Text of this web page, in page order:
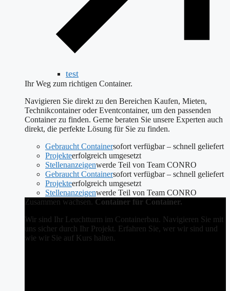
test
Ihr Weg zum richtigen Container.
Navigieren Sie direkt zu den Bereichen Kaufen, Mieten,
Technikcontainer oder Eventcontainer, um den passenden
Container zu finden. Gerne beraten Sie unsere Experten auch
direkt, die perfekte Lösung für Sie zu finden.
Gebraucht Containersofort verfügbar – schnell geliefert
Projekteerfolgreich umgesetzt
Stellenanzeigenwerde Teil von Team CONRO
Gebraucht Containersofort verfügbar – schnell geliefert
Projekteerfolgreich umgesetzt
Stellenanzeigenwerde Teil von Team CONRO
Zusammen wachsen. Container für Container.
Wir sind Ihr Leuchtturm im Containerbau. Navigieren Sie mit
uns sicher durch Ihr Projekt. Erfahren Sie, wer wir sind und
wie wir Sie auf Kurs halten.